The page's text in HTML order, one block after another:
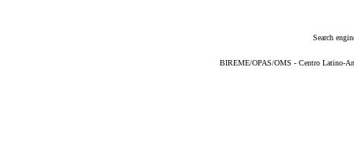
Search
BIREME/OPAS/OMS - Centro Latino-